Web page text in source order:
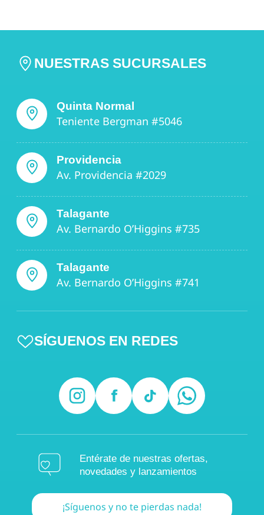
NUESTRAS SUCURSALES
Quinta Normal
Teniente Bergman #5046
Providencia
Av. Providencia #2029
Talagante
Av. Bernardo O’Higgins #735
Talagante
Av. Bernardo O’Higgins #741
SÍGUENOS EN REDES
Entérate de nuestras ofertas,
novedades y lanzamientos
¡Síguenos y no te pierdas nada!